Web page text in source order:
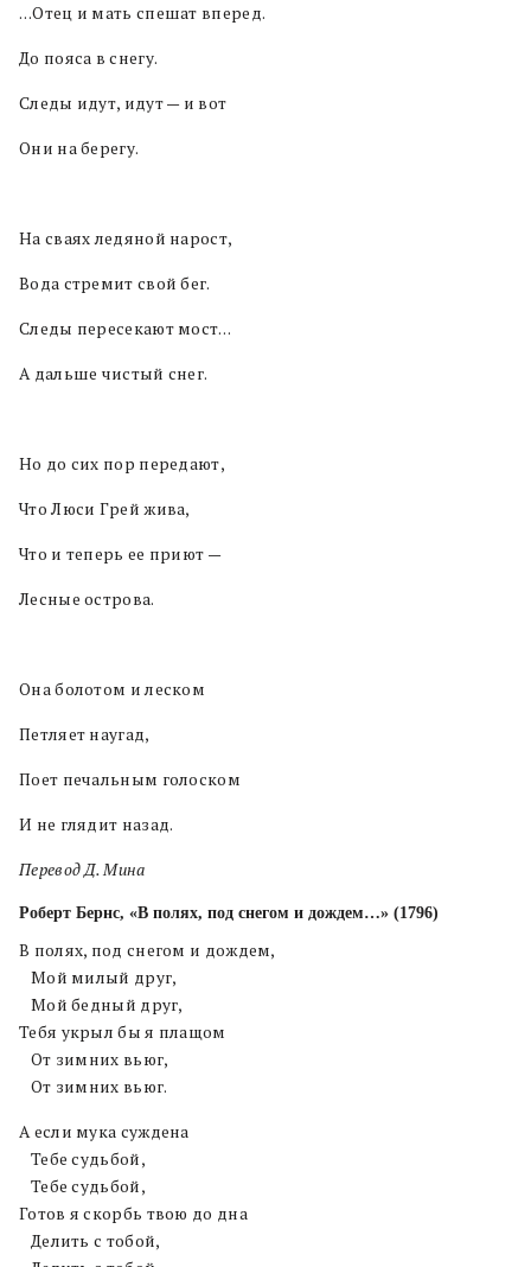
…Отец и мать спешат вперед.
До пояса в снегу.
Следы идут, идут — и вот
Они на берегу.
На сваях ледяной нарост,
Вода стремит свой бег.
Следы пересекают мост…
А дальше чистый снег.
Но до сих пор передают,
Что Люси Грей жива,
Что и теперь ее приют —
Лесные острова.
Она болотом и леском
Петляет наугад,
Поет печальным голоском
И не глядит назад.
Перевод Д. Мина
Роберт Бернс, «В полях, под снегом и дождем…» (1796)
В полях, под снегом и дождем,
Мой милый друг,
Мой бедный друг,
Тебя укрыл бы я плащом
От зимних вьюг,
От зимних вьюг.
А если мука суждена
Тебе судьбой,
Тебе судьбой,
Готов я скорбь твою до дна
Делить с тобой,